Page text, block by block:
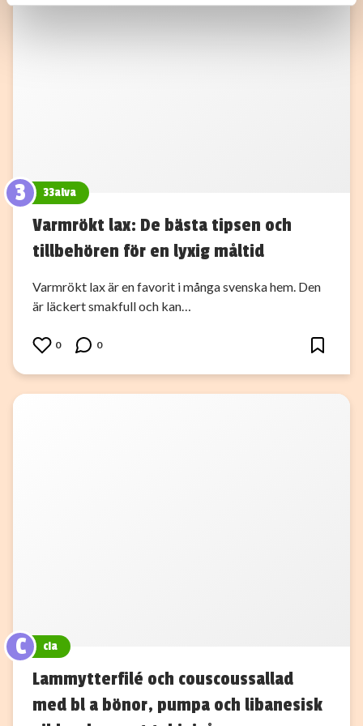
3 33alva
Varmrökt lax: De bästa tipsen och
tillbehören för en lyxig måltid
Varmrökt lax är en favorit i många svenska hem. Den
är läckert smakfull och kan…
0 0
C cia
Lammytterfilé och couscoussallad
med bl a bönor, pumpa och libanesisk